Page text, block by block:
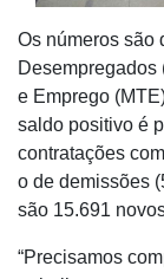
Os números são
Desempregados
e Emprego
saldo positivo é
contratações
o de demissões
são 15.691
“Precisamos